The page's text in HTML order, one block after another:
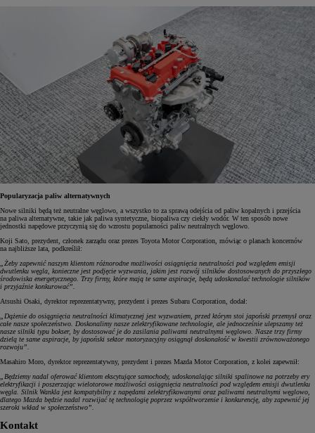
Popularyzacja paliw alternatywnych
Nowe silniki będą też neutralne węglowo, a wszystko to za sprawą odejścia od paliw kopalnych i przejścia
na paliwa alternatywne, takie jak paliwa syntetyczne, biopaliwa czy ciekły wodór. W ten sposób nowe
jednostki napędowe przyczynią się do wzrostu popularności paliw neutralnych węglowo.
Koji Sato, prezydent, członek zarządu oraz prezes Toyota Motor Corporation, mówiąc o planach koncernów
na najbliższe lata, podkreślił:
„Żeby zapewnić naszym klientom różnorodne możliwości osiągnięcia neutralności pod względem emisji
dwutlenku węgla, konieczne jest podjęcie wyzwania, jakim jest rozwój silników dostosowanych do przyszłego
środowiska energetycznego. Trzy firmy, które mają te same aspiracje, będą udoskonalać technologie silników
i przyjaźnie konkurować”.
Atsushi Osaki, dyrektor reprezentatywny, prezydent i prezes Subaru Corporation, dodał:
„Dążenie do osiągnięcia neutralności klimatycznej jest wyzwaniem, przed którym stoi japoński przemysł oraz
całe nasze społeczeństwo. Doskonalimy nasze zelektryfikowane technologie, ale jednocześnie ulepszamy też
nasze silniki typu bokser, by dostosować je do zasilania paliwami neutralnymi węglowo. Nasze trzy firmy
dzielą te same aspiracje, by japoński sektor motoryzacyjny osiągnął doskonałość w kwestii zrównoważonego
rozwoju”.
Masahiro Moro, dyrektor reprezentatywny, prezydent i prezes Mazda Motor Corporation, z kolei zapewnił:
„Będziemy nadal oferować klientom ekscytujące samochody, udoskonalając silniki spalinowe na potrzeby ery
elektryfikacji i poszerzając wielotorowe możliwości osiągnięcia neutralności pod względem emisji dwutlenku
węgla. Silnik Wankla jest kompatybilny z napędami zelektryfikowanymi oraz paliwami neutralnymi węglowo,
dlatego Mazda będzie nadal rozwijać tę technologię poprzez współtworzenie i konkurencję, aby zapewnić jej
szeroki wkład w społeczeństwo”.
Kontakt